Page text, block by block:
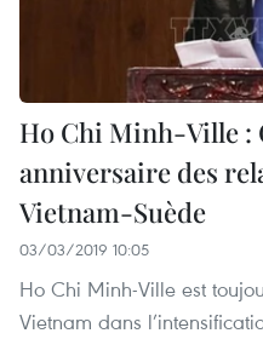
Ho Chi Minh-Ville :
anniversaire des
Vietnam-Suède
03/03/2019 10:05
Ho Chi Minh-Ville est
Vietnam dans